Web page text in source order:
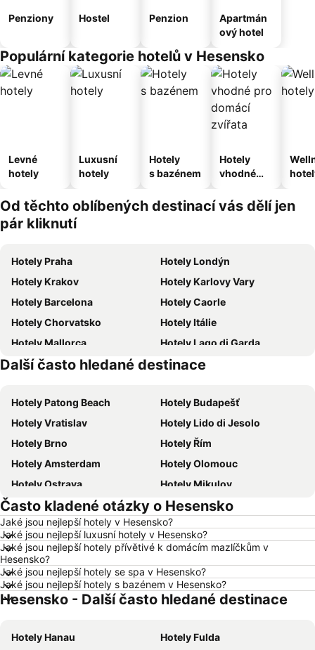
Penziony Hostel Penzion
Apartmán
ový hotel
Populární kategorie hotelů v Hesensko
Levné
hotely
Luxusní
hotely
Hotely
s bazénem
Hotely
vhodné
domácí
zvířata
Od těchto oblíbených destinací vás dělí jen
pár kliknutí
Hotely Praha
Hotely Londýn
Hotely Krakov
Hotely Karlovy Vary
Hotely Barcelona
Hotely Caorle
Hotely Chorvatsko
Hotely Itálie
Hotely Mallorca
Hotely Lago di Garda
Hotely Česká republika
Hotely Šumava
Další často hledané destinace
Hotely Patong Beach
Hotely Budapešť
Hotely Vratislav
Hotely Lido di Jesolo
Hotely Brno
Hotely Řím
Hotely Amsterdam
Hotely Olomouc
Hotely Ostrava
Hotely Mikulov
Hotely Hurghada
Hotely Znojmo
Hotely Kolobrzeg
Hotely Lignano Sabbiadoro
Hotely Nice
Hotely Verona
Hotely České Budějovice
Hotely Manavgat
Hotely Český Krumlov
Hotely Krkonoše
Hotely Beskydy
Hotely Rakousko
Hotely Egypt
Hotely Kypr
Často kladené otázky o Hesensko
Jaké jsou nejlepší hotely v Hesensko?
Jaké jsou nejlepší luxusní hotely v Hesensko?
Jaké jsou nejlepší hotely přívětivé k domácím mazlíčkům v
Hesensko?
Jaké jsou nejlepší hotely se spa v Hesensko?
Jaké jsou nejlepší hotely s bazénem v Hesensko?
Hesensko - Další často hledané destinace
Hotely Hanau
Hotely Fulda